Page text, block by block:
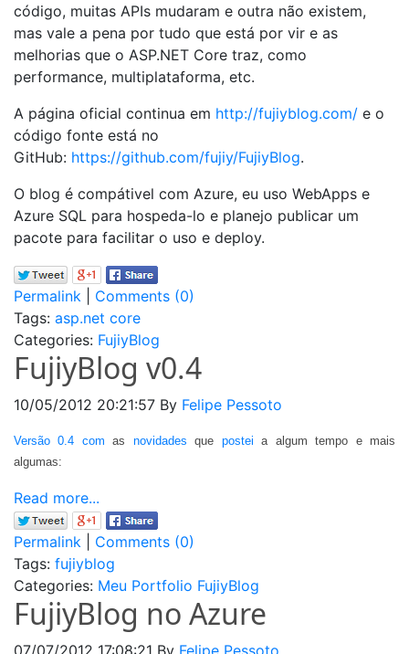
código, muitas APIs mudaram e outra não existem,
mas vale a pena por tudo que está por vir e as
melhorias que o ASP.NET Core traz, como
performance, multiplataforma, etc.
A página oficial continua em http://fujiyblog.com/ e o
código fonte está no
GitHub: https://github.com/fujiy/FujiyBlog.
O blog é compátivel com Azure, eu uso WebApps e
Azure SQL para hospeda-lo e planejo publicar um
pacote para facilitar o uso e deploy.
Permalink
Comments (0)
Tags: asp.net core
Categories: FujiyBlog
FujiyBlog v0.4
10/05/2012 20:21:57 By Felipe Pessoto
Versão 0.4 com as novidades que postei a algum tempo e mais
algumas:
Read more...
Permalink
Comments (0)
Tags: fujiyblog
Categories: Meu Portfolio FujiyBlog
FujiyBlog no Azure
07/07/2012 17:08:21 By Felipe Pessoto